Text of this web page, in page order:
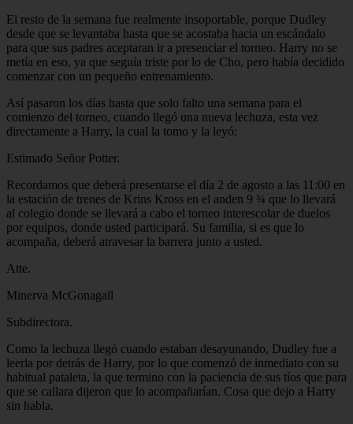
El resto de la semana fue realmente insoportable, porque Dudley
desde que se levantaba hasta que se acostaba hacia un escándalo
para que sus padres aceptaran ir a presenciar el torneo. Harry no se
metía en eso, ya que seguía triste por lo de Cho, pero había decidido
comenzar con un pequeño entrenamiento.
Así pasaron los días hasta que solo falto una semana para el
comienzo del torneo, cuando llegó una nueva lechuza, esta vez
directamente a Harry, la cual la tomo y la leyó:
Estimado Señor Potter.
Recordamos que deberá presentarse el día 2 de agosto a las 11:00 en
la estación de trenes de Krins Kross en el anden 9 ¾ que lo llevará
al colegio donde se llevará a cabo el torneo interescolar de duelos
por equipos, donde usted participará. Su familia, si es que lo
acompaña, deberá atravesar la barrera junto a usted.
Atte.
Minerva McGonagall
Subdirectora.
Como la lechuza llegó cuando estaban desayunando, Dudley fue a
leerla por detrás de Harry, por lo que comenzó de inmediato con su
habitual pataleta, la que termino con la paciencia de sus tíos que para
que se callara dijeron que lo acompañarían. Cosa que dejo a Harry
sin habla.